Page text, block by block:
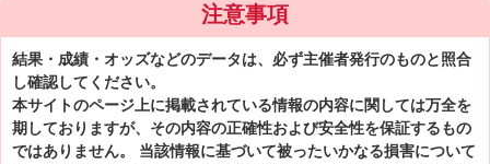
注意事項
結果・成績・オッズなどのデータは、必ず主催者発行のものと照合
し確認してください。
本サイトのページ上に掲載されている情報の内容に関しては万全を
期しておりますが、その内容の正確性および安全性を保証するもの
ではありません。 当該情報に基づいて被ったいかなる損害について